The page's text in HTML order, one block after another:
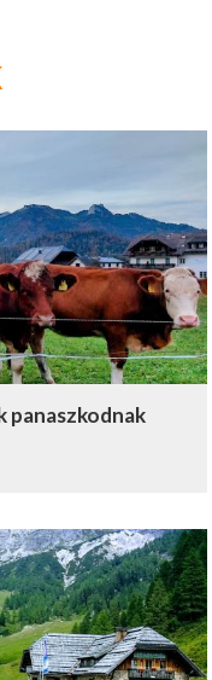
panaszkodnak